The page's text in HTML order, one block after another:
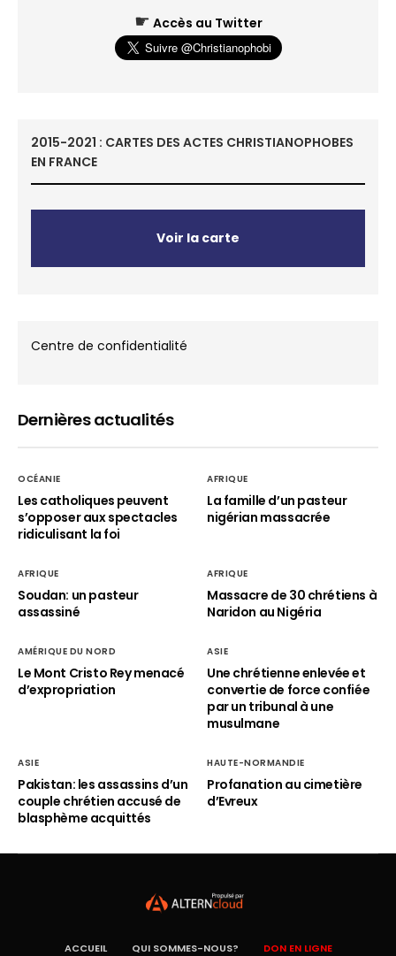
☛ Accès au Twitter
2015-2021 : CARTES DES ACTES CHRISTIANOPHOBES
EN FRANCE
Voir la carte
Centre de confidentialité
Dernières actualités
OCÉANIE
Les catholiques peuvent
s’opposer aux spectacles
ridiculisant la foi
AFRIQUE
La famille d’un pasteur
nigérian massacrée
AFRIQUE
Soudan: un pasteur
assassiné
AFRIQUE
Massacre de 30 chrétiens à
Naridon au Nigéria
AMÉRIQUE DU NORD
Le Mont Cristo Rey menacé
d’expropriation
ASIE
Une chrétienne enlevée et
convertie de force confiée
par un tribunal à une
musulmane
ASIE
Pakistan: les assassins d’un
couple chrétien accusé de
blasphème acquittés
HAUTE-NORMANDIE
Profanation au cimetière
d’Evreux
ACCUEIL QUI SOMMES-NOUS? DON EN LIGNE